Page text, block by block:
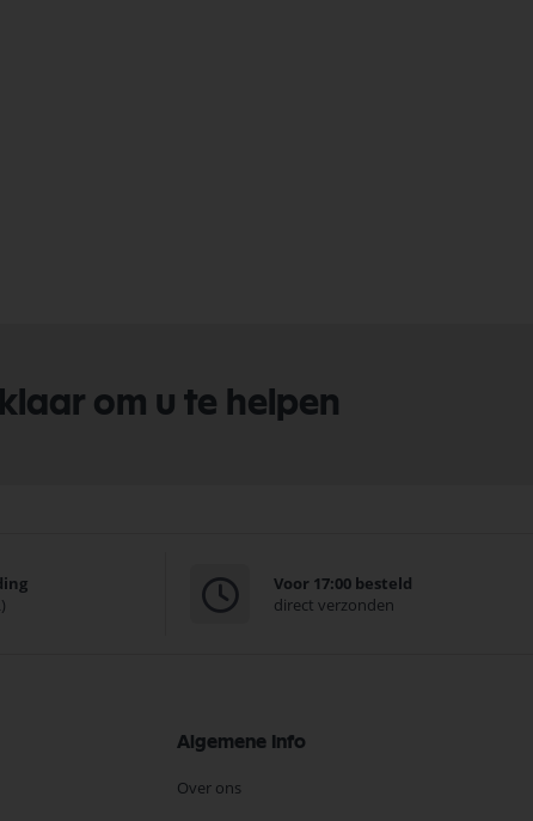
om u te helpen
Voor 17:00 besteld
direct verzonden
Algemene Info
Over ons